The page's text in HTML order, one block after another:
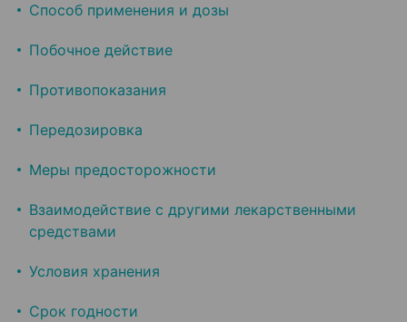
Способ применения и дозы
Побочное действие
Противопоказания
Передозировка
Меры предосторожности
Взаимодействие с другими лекарственными
средствами
Условия хранения
Срок годности